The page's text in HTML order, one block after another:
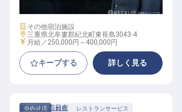
施設業態
その他宿泊施設
勤務地
三重県北牟婁郡紀北町東長島3043-4
給与
月給／250,000円～400,000円
キープする 詳しく見る
契約社員 料飲 レストランサービス
都ホテル 四日市